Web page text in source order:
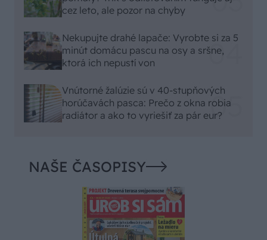
cez leto, ale pozor na chyby
Nekupujte drahé lapače: Vyrobte si za 5
minút domácu pascu na osy a sršne,
ktorá ich nepustí von
Vnútorné žalúzie sú v 40-stupňových
horúčavách pasca: Prečo z okna robia
radiátor a ako to vyriešiť za pár eur?
NAŠE ČASOPISY